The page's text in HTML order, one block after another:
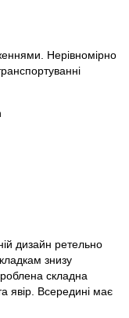
Нерівномірно
дизайн ретельно
знизу
складна
явір. Всередині має